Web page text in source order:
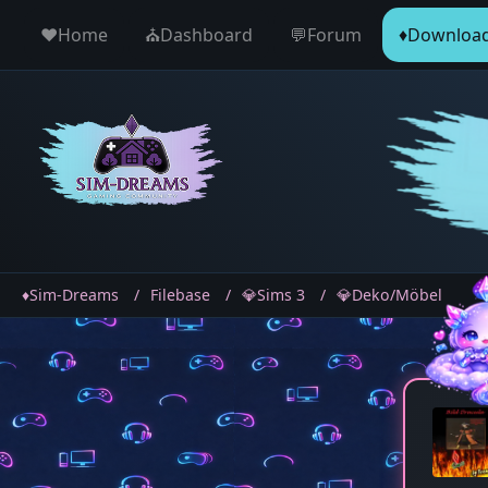
♥️Home ⛪️Dashboard 💬Forum
♦️Sim-Dreams Filebase 💎Sims 3 💎Deko/Möbel